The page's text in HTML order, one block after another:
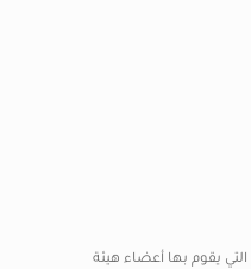
التي يقوم بها أعضاء هيئة